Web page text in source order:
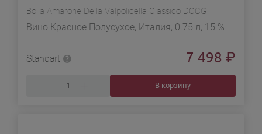
Bolla Amarone Della Valpolicella Classico DOCG
Вино Красное Полусухое, Италия, 0.75 л, 15 %
Standart 7 498 ₽
В корзину